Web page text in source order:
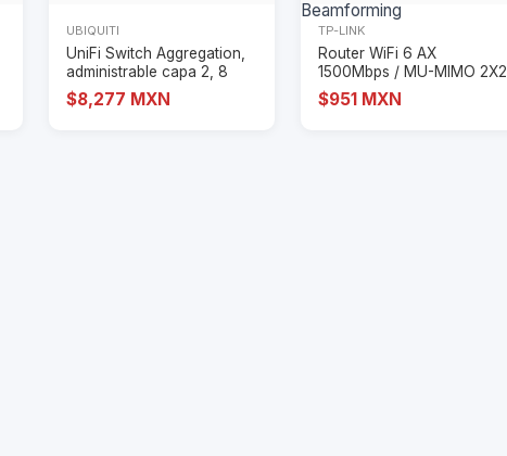
UBIQUITI
UniFi Switch Aggregation,
administrable capa 2, 8
puertos SF
$8,277 MXN
TP-LINK
Router WiFi 6 AX
1500Mbps / MU-MIMO 2X2
y OFDMA / 1 Puerto W
$951 MXN